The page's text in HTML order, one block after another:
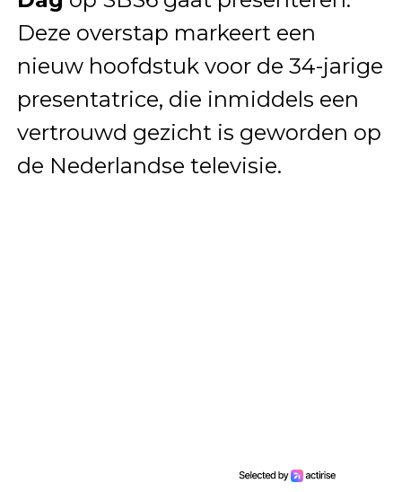
Deze overstap markeert een
nieuw hoofdstuk voor de 34-jarige
presentatrice, die inmiddels een
vertrouwd gezicht is geworden op
de Nederlandse televisie.